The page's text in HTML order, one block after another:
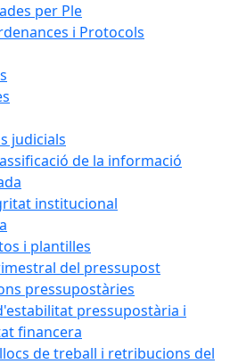
per Ple
i Protocols
judicials
de la informació
institucional
i plantilles
del pressupost
pressupostàries
pressupostària i
financera
de treball i retribucions del